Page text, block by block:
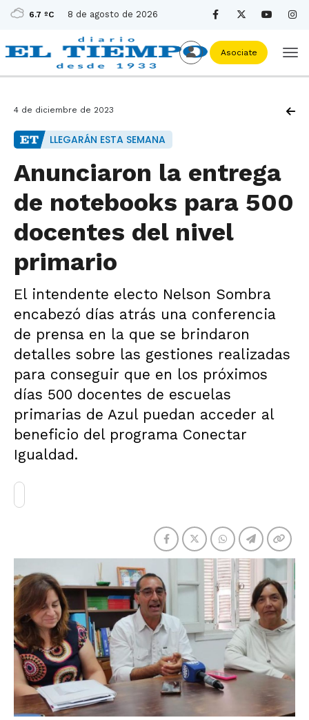
6.7 ºC 8 de agosto de 2026
Asociate
4 de diciembre de 2023
LLEGARÁN ESTA SEMANA
Anunciaron la entrega
de notebooks para 500
docentes del nivel
primario
El intendente electo Nelson Sombra
encabezó días atrás una conferencia
de prensa en la que se brindaron
detalles sobre las gestiones realizadas
para conseguir que en los próximos
días 500 docentes de escuelas
primarias de Azul puedan acceder al
beneficio del programa Conectar
Igualdad.